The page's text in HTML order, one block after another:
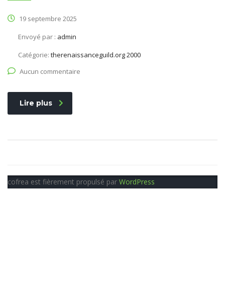
19 septembre 2025
Envoyé par : admin
Catégorie: therenaissanceguild.org 2000
Aucun commentaire
Lire plus
cofrea est fièrement propulsé par WordPress